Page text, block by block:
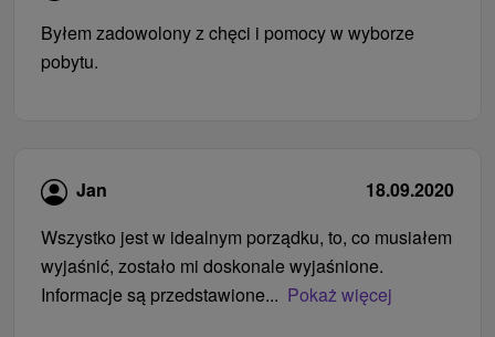
Byłem zadowolony z chęci i pomocy w wyborze
pobytu.
Jan
18.09.2020
Wszystko jest w idealnym porządku, to, co musiałem
wyjaśnić, zostało mi doskonale wyjaśnione.
Informacje są przedstawione... Pokaż więcej